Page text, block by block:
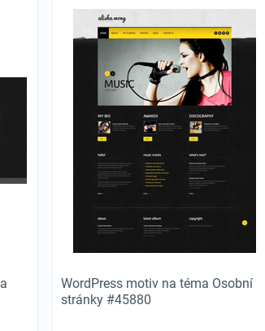
WordPress motiv na téma Osobní
stránky #45880